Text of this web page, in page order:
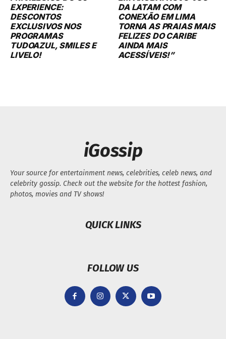
EXPERIENCE:
DESCONTOS
EXCLUSIVOS NOS
PROGRAMAS
TUDOAZUL, SMILES E
LIVELO!
DA LATAM COM
CONEXÃO EM LIMA
TORNA AS PRAIAS MAIS
FELIZES DO CARIBE
AINDA MAIS
ACESSÍVEIS!”
iGossip
Your source for entertainment news, celebrities, celeb news, and
celebrity gossip. Check out the website for the hottest fashion,
photos, movies and TV shows!
QUICK LINKS
FOLLOW US